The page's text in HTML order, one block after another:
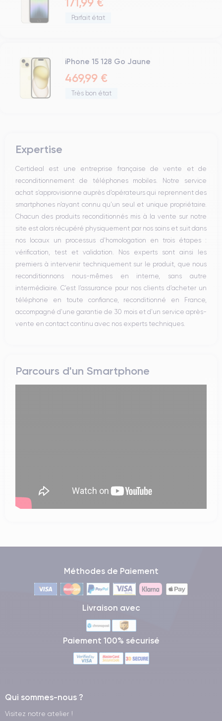
Parfait état
iPhone 15 128 Go Jaune
469,99 €
Très bon état
Expertise
Certideal est une entreprise française de vente et de
reconditionnement de téléphones mobiles. Notre service
achat s’approvisionne auprès d’opérateurs qui reprennent des
smartphones n’ayant connu qu’un seul et unique propriétaire.
Chacun des produits reconditionnés mis à la vente sur notre
site est alors récupéré physiquement par nos soins et suit dans
nos locaux un processus d’homologation en trois étapes :
vérification, test et validation. Nos experts sont ainsi les
premiers à intervenir techniquement sur le produit, que nous
reconditionnons nous-mêmes en interne, sans autre
intermédiaire. C’est l’assurance pour nos clients d’acheter un
téléphone en toute confiance, reconditionné en France,
accompagné d’une garantie de 30 mois et d’un service après-
vente en contact continu avec nos experts techniques.
Parcours d'un Smartphone
Méthodes de Paiement
Livraison avec
Paiement 100% sécurisé
Qui sommes-nous ?
Visitez notre atelier !